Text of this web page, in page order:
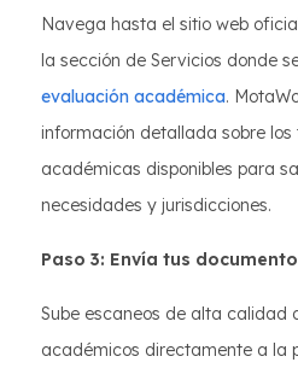
Navega hasta el sitio web
la sección de Servicios donde
evaluación académica.
información detallada sobre
académicas disponibles para
necesidades y jurisdicciones.
Paso 3: Envía tus
Sube escaneos de alta calidad
académicos directamente a la